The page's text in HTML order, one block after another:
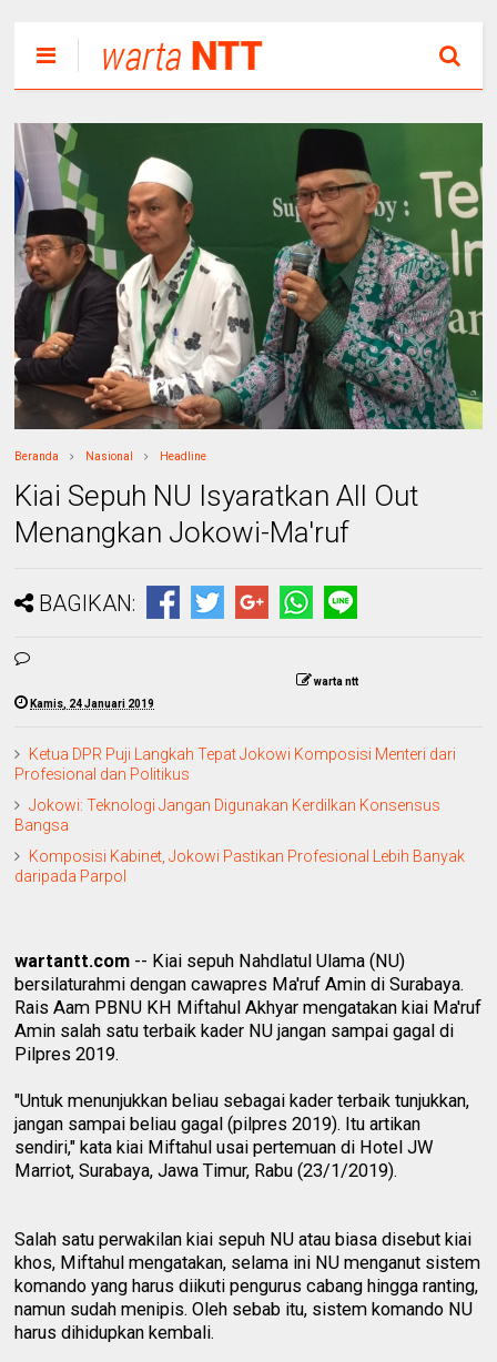
Beranda Nasional Headline
Kiai Sepuh NU Isyaratkan All Out
Menangkan Jokowi-Ma'ruf
BAGIKAN:
warta ntt
Kamis, 24 Januari 2019
Ketua DPR Puji Langkah Tepat Jokowi Komposisi Menteri dari
Profesional dan Politikus
Jokowi: Teknologi Jangan Digunakan Kerdilkan Konsensus
Bangsa
Komposisi Kabinet, Jokowi Pastikan Profesional Lebih Banyak
daripada Parpol
wartantt.com -- Kiai sepuh Nahdlatul Ulama (NU)
bersilaturahmi dengan cawapres Ma'ruf Amin di Surabaya.
Rais Aam PBNU KH Miftahul Akhyar mengatakan kiai Ma'ruf
Amin salah satu terbaik kader NU jangan sampai gagal di
Pilpres 2019.
"Untuk menunjukkan beliau sebagai kader terbaik tunjukkan,
jangan sampai beliau gagal (pilpres 2019). Itu artikan
sendiri," kata kiai Miftahul usai pertemuan di Hotel JW
Marriot, Surabaya, Jawa Timur, Rabu (23/1/2019).
Salah satu perwakilan kiai sepuh NU atau biasa disebut kiai
khos, Miftahul mengatakan, selama ini NU menganut sistem
komando yang harus diikuti pengurus cabang hingga ranting,
namun sudah menipis. Oleh sebab itu, sistem komando NU
harus dihidupkan kembali.